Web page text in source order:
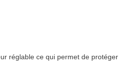
réglable ce qui permet de protéger